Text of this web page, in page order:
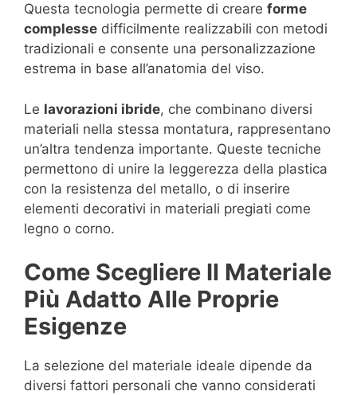
Questa tecnologia permette di creare forme
complesse difficilmente realizzabili con metodi
tradizionali e consente una personalizzazione
estrema in base all’anatomia del viso.
Le lavorazioni ibride, che combinano diversi
materiali nella stessa montatura, rappresentano
un’altra tendenza importante. Queste tecniche
permettono di unire la leggerezza della plastica
con la resistenza del metallo, o di inserire
elementi decorativi in materiali pregiati come
legno o corno.
Come Scegliere Il Materiale
Più Adatto Alle Proprie
Esigenze
La selezione del materiale ideale dipende da
diversi fattori personali che vanno considerati